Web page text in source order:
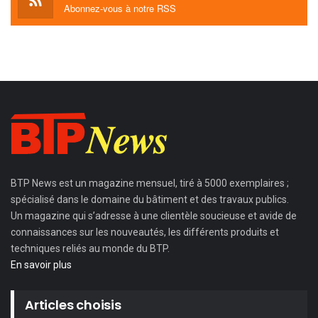
Abonnez-vous à notre RSS
BTP News est un magazine mensuel, tiré à 5000 exemplaires ;
spécialisé dans le domaine du bâtiment et des travaux publics.
Un magazine qui s’adresse à une clientèle soucieuse et avide de
connaissances sur les nouveautés, les différents produits et
techniques reliés au monde du BTP.
En savoir plus
Articles choisis